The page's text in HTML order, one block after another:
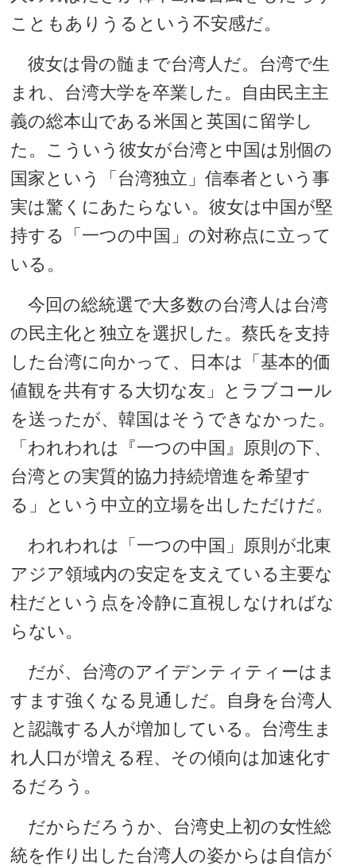
こともありうるという不安感だ。
彼女は骨の髄まで台湾人だ。台湾で生
まれ、台湾大学を卒業した。自由民主主
義の総本山である米国と英国に留学し
た。こういう彼女が台湾と中国は別個の
国家という「台湾独立」信奉者という事
実は驚くにあたらない。彼女は中国が堅
持する「一つの中国」の対称点に立って
いる。
今回の総統選で大多数の台湾人は台湾
の民主化と独立を選択した。蔡氏を支持
した台湾に向かって、日本は「基本的価
値観を共有する大切な友」とラブコール
を送ったが、韓国はそうできなかった。
「われわれは『一つの中国』原則の下、
台湾との実質的協力持続増進を希望す
る」という中立的立場を出しただけだ。
われわれは「一つの中国」原則が北東
アジア領域内の安定を支えている主要な
柱だという点を冷静に直視しなければな
らない。
だが、台湾のアイデンティティーはま
すます強くなる見通しだ。自身を台湾人
と認識する人が増加している。台湾生ま
れ人口が増える程、その傾向は加速化す
るだろう。
だからだろうか、台湾史上初の女性総
統を作り出した台湾人の姿からは自信が